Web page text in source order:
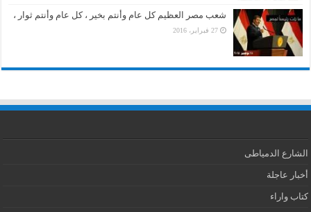
شعب مصر العظيم كل عام وأنتم بخير ، كل عام وأنتم ثوار ،
27 فبراير، 2016
الشارع الدمياطى
أخبار عاجلة
كتاب واراء